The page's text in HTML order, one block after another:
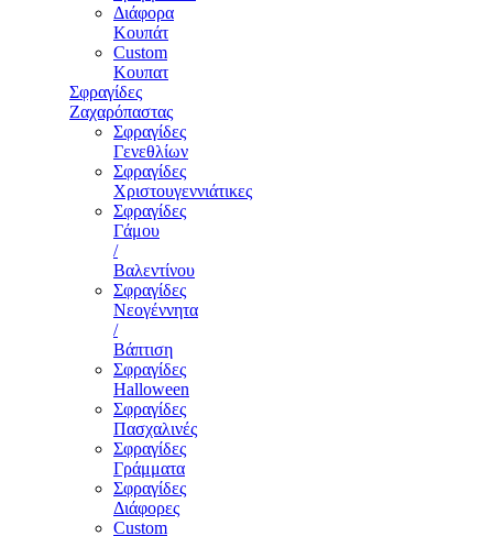
Διάφορα
Κουπάτ
Custom
Κουπατ
Σφραγίδες
Ζαχαρόπαστας
Σφραγίδες
Γενεθλίων
Σφραγίδες
Χριστουγεννιάτικες
Σφραγίδες
Γάμου
/
Βαλεντίνου
Σφραγίδες
Νεογέννητα
/
Βάπτιση
Σφραγίδες
Halloween
Σφραγίδες
Πασχαλινές
Σφραγίδες
Γράμματα
Σφραγίδες
Διάφορες
Custom